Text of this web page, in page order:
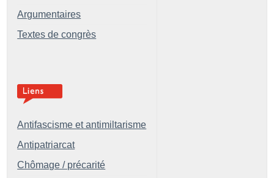
Argumentaires
Textes de congrès
Antifascisme et antimiltarisme
Antipatriarcat
Chômage / précarité